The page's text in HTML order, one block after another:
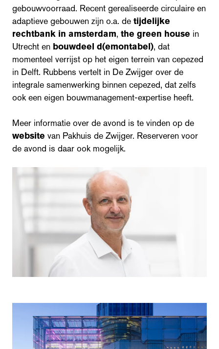
gebouwvoorraad. Recent gerealiseerde circulaire en
adaptieve gebouwen zijn o.a. de tijdelijke
rechtbank in amsterdam, the green house in
Utrecht en bouwdeel d(emontabel), dat
momenteel verrijst op het eigen terrein van cepezed
in Delft. Rubbens vertelt in De Zwijger over de
integrale samenwerking binnen cepezed, dat zelfs
ook een eigen bouwmanagement-expertise heeft.
Meer informatie over de avond is te vinden op de
website van Pakhuis de Zwijger. Reserveren voor
de avond is daar ook mogelijk.